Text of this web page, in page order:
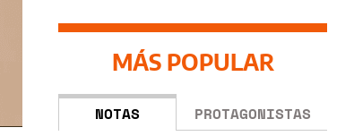
MÁS POPULAR
NOTAS PROTAGONISTAS